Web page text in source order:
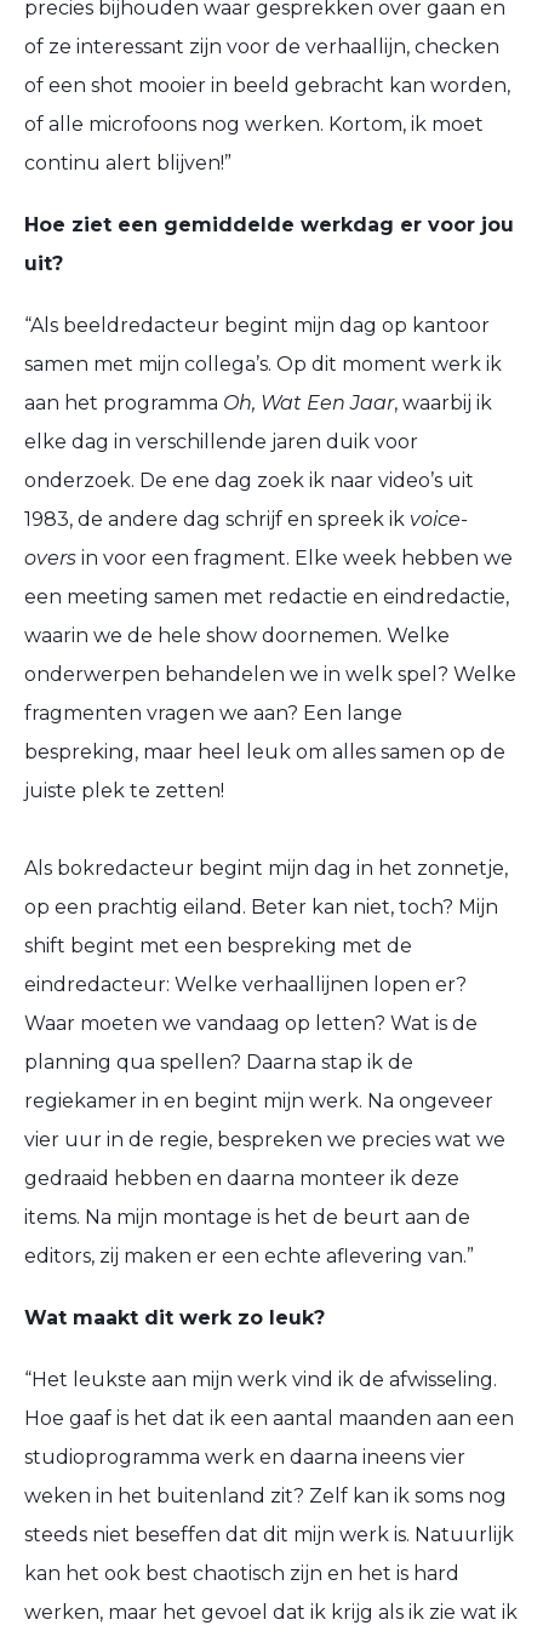
precies bijhouden waar gesprekken over gaan en
of ze interessant zijn voor de verhaallijn, checken
of een shot mooier in beeld gebracht kan worden,
of alle microfoons nog werken. Kortom, ik moet
continu alert blijven!”
Hoe ziet een gemiddelde werkdag er voor jou
uit?
“Als beeldredacteur begint mijn dag op kantoor
samen met mijn collega’s. Op dit moment werk ik
aan het programma Oh, Wat Een Jaar, waarbij i k
elke dag in verschillende jaren duik voor
onderzoek. De ene dag zoek ik naar video’s uit
1983, de andere dag schrijf en spreek ik voice-
overs in voor een fragment. E lke week hebben we
een meeting samen met redactie en eindredactie,
waarin we de hele show doornemen. Welke
onderwerpen behandelen we in welk spel? Welke
fragmenten vragen we aan? Een lange
bespreking, maar heel leuk om alles samen op de
juiste plek te zetten!
Als bokredacteur begint mijn dag in het zonnetje,
op een prachtig eiland. Beter kan niet, toch? Mijn
shift begint met een bespreking met de
eindredacteur: Welke verhaallijnen lopen er?
Waar moeten we vandaag op letten? Wat is de
planning qua spellen? Daarna stap ik de
regiekamer in en begint mijn werk. Na ongeveer
vier uur in de regie, bespreken we precies wat we
gedraaid hebben en daarna monteer ik deze
items. Na mijn montage is het de beurt aan de
editors, zij maken er een echte aflevering van.”
Wat maakt dit werk zo leuk?
“Het leukste aan mijn werk vind ik de afwisseling.
Hoe gaaf is het dat ik een aantal maanden aan een
studioprogramma werk en daarna ineens vier
weken in het buitenland zit? Zelf kan ik soms nog
steeds niet beseffen dat dit mijn werk is. Natuurlijk
kan het ook best chaotisch zijn en het is hard
werken, maar het gevoel dat ik krijg als ik zie wat ik